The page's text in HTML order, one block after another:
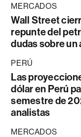
MERCADOS
Wall Street
repunte del
dudas sobre un
PERÚ
Las
dólar en Perú
semestre de
analistas
MERCADOS